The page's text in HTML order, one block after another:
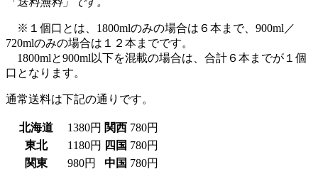
※１個口とは、1800mlのみの場合は６本まで、900ml／
720mlのみの場合は１２本までです。
1800mlと900ml以下を混載の場合は、合計６本までが１個
口となります。
通常送料は下記の通りです。
北海道 1380円 関西 780円
東北
1180円 四国 780円
関東
980円 中国 780円